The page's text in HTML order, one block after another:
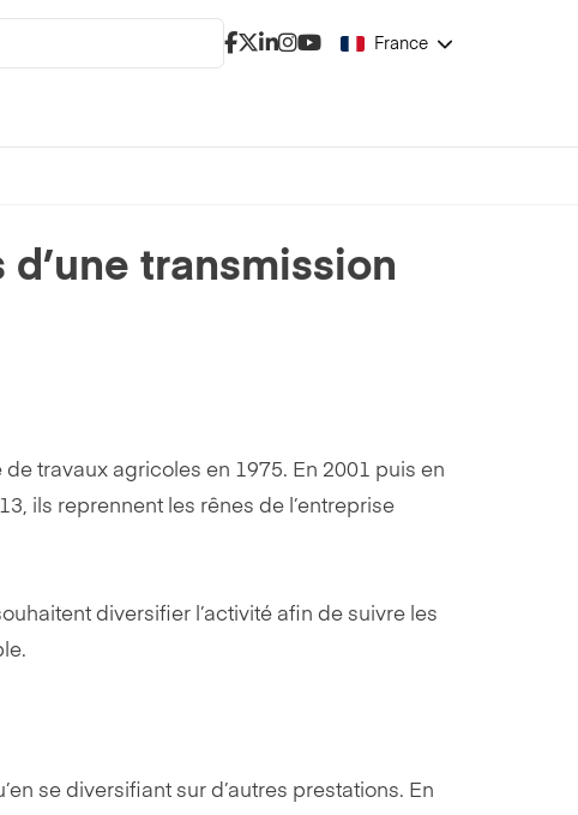
France
transmission
de travaux agricoles en 1975. En 2001 puis en
ils reprennent les rênes de l’entreprise
diversifier l’activité afin de suivre les
se diversifiant sur d’autres prestations. En